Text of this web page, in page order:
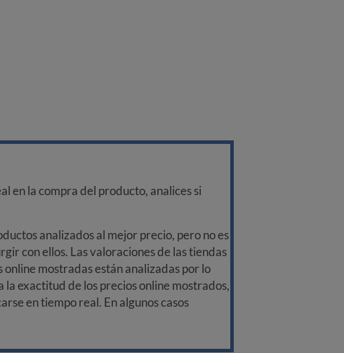
en la compra del producto, analices si
analizados al mejor precio, pero no es
con ellos. Las valoraciones de las tiendas
mostradas están analizadas por lo
exactitud de los precios online mostrados,
en tiempo real. En algunos casos